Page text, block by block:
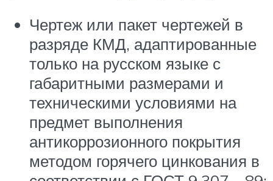
Чертеж или пакет чертежей в
разряде КМД, адаптированные
только на русском языке с
габаритными размерами и
техническими условиями на
предмет выполнения
антикоррозионного покрытия
методом горячего цинкования в